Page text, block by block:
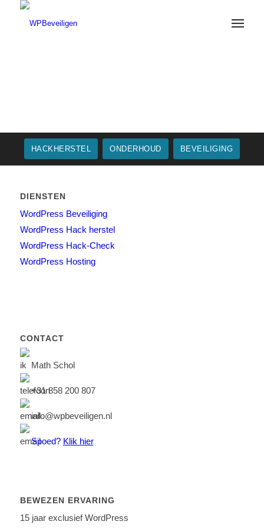
HACKHERSTEL ONDERHOUD BEVEILIGING
DIENSTEN
WordPress Beveiliging
WordPress Hack herstel
WordPress Hack-Check
WordPress Hosting
CONTACT
Math Schol
+31 858 200 807
info@wpbeveiligen.nl
Spoed? Klik hier
BEWEZEN ERVARING
15 jaar exclusief WordPress